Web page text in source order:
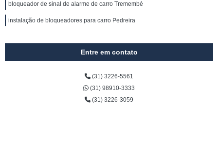
bloqueador de sinal de alarme de carro Tremembé
instalação de bloqueadores para carro Pedreira
Entre em contato
(31) 3226-5561
(31) 98910-3333
(31) 3226-3059